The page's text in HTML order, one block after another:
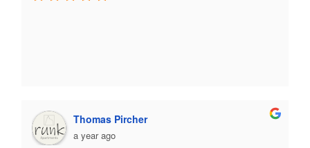
Thomas Pircher
a year ago